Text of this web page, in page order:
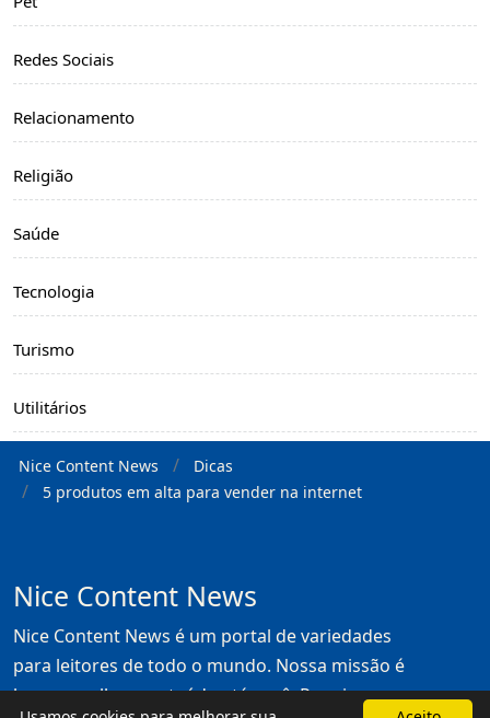
Redes Sociais
Relacionamento
Religião
Saúde
Tecnologia
Turismo
Utilitários
Nice Content News
Dicas
5 produtos em alta para vender na internet
Nice Content News
Nice Content News é um portal de variedades
para leitores de todo o mundo. Nossa missão é
levar o melhor conteúdo até você. Para isso,